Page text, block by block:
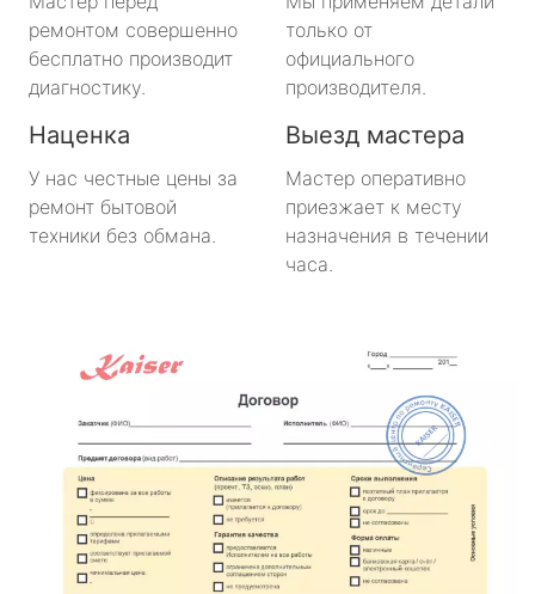
ремонтом совершенно
бесплатно производит
диагностику.
только от
официального
производителя.
Наценка
У нас честные цены за
ремонт бытовой
техники без обмана.
Выезд мастера
Мастер оперативно
приезжает к месту
назначения в течении
часа.